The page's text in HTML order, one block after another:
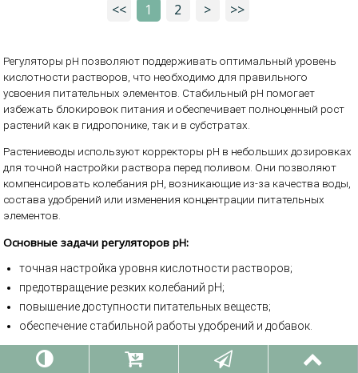
<< 1 2 > >>
Регуляторы pH позволяют поддерживать оптимальный уровень
кислотности растворов, что необходимо для правильного
усвоения питательных элементов. Стабильный pH помогает
избежать блокировок питания и обеспечивает полноценный рост
растений как в гидропонике, так и в субстратах.
Растениеводы используют корректоры pH в небольших дозировках
для точной настройки раствора перед поливом. Они позволяют
компенсировать колебания pH, возникающие из-за качества воды,
состава удобрений или изменения концентрации питательных
элементов.
Основные задачи регуляторов pH:
точная настройка уровня кислотности растворов;
предотвращение резких колебаний pH;
повышение доступности питательных веществ;
обеспечение стабильной работы удобрений и добавок.